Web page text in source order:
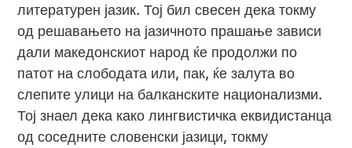
литературен јазик. Тој бил свесен дека токму
од решавањето на јазичното прашање зависи
дали македонскиот народ ќе продолжи по
патот на слободата или, пак, ќе залута во
слепите улици на балканските национализми.
Тој знаел дека како лингвистичка еквидистанца
од соседните словенски јазици, токму